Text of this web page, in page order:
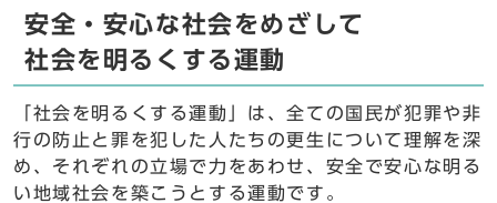
安全・安心な社会をめざして
社会を明るくする運動
「社会を明るくする運動」は、全ての国民が犯罪や非
行の防止と罪を犯した人たちの更生について理解を深
め、それぞれの立場で力をあわせ、安全で安心な明る
い地域社会を築こうとする運動です。